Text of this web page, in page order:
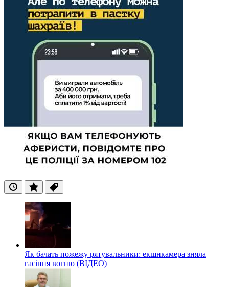
ОстанніПопулярні
Теги
Як бачать пожежу рятувальники: екшнкамера зняла
гасіння вогню (ВІДЕО)